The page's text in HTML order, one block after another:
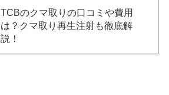
TCBのクマ取りの口コミや費用
は？クマ取り再生注射も徹底解
説！